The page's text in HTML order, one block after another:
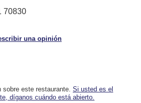
70830
una opinión
este restaurante. Si usted es el
díganos cuándo está abierto.